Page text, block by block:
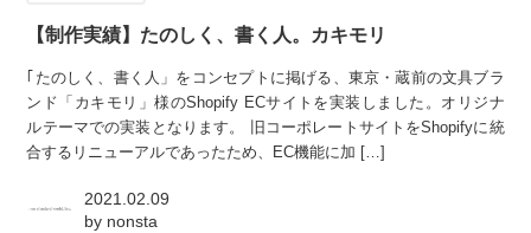
【制作実績】たのしく、書く人。カキモリ
｢たのしく、書く人」をコンセプトに掲げる、東京・蔵前の文具ブラ
ンド「カキモリ」様のShopify ECサイトを実装しました。オリジナ
ルテーマでの実装となります。 旧コーポレートサイトをShopifyに統
合するリニューアルであったため、EC機能に加 […]
2021.02.09
by nonsta